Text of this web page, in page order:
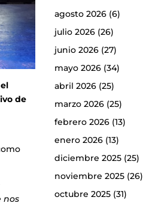
de
nos
agosto 2026(6)
julio 2026(26)
junio 2026(27)
mayo 2026(34)
abril 2026(25)
marzo 2026(25)
febrero 2026(13)
enero 2026(13)
diciembre 2025(25)
noviembre 2025(26)
octubre 2025(31)